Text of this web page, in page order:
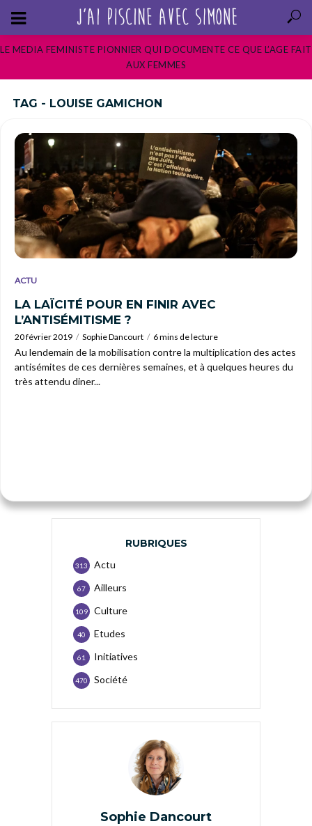
LE MEDIA FEMINISTE PIONNIER QUI DOCUMENTE CE QUE L’AGE FAIT
AUX FEMMES
TAG - LOUISE GAMICHON
ACTU
LA LAÏCITÉ POUR EN FINIR AVEC
L’ANTISÉMITISME ?
20 février 2019 Sophie Dancourt 6 mins de lecture
Au lendemain de la mobilisation contre la multiplication des actes
antisémites de ces dernières semaines, et à quelques heures du
très attendu diner...
RUBRIQUES
Actu
313
Ailleurs
67
Culture
109
Etudes
40
Initiatives
61
Société
470
Sophie Dancourt